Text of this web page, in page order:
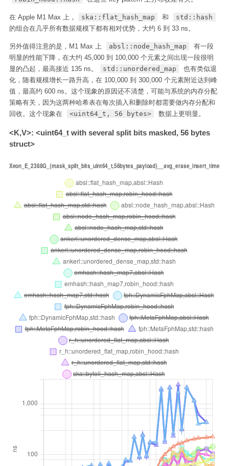
在 Apple M1 Max 上， ska::flat_hash_map 和
std::hash
的组合在几乎所有数据规模下都有相对优势，大约 6 到 33 ns。
另外值得注意的是，M1 Max 上 absl::node_hash_map
有一段
明显的性能下降，在大约 45,000 到 100,000 个元素之间出现一段很明
显的凸起，最高接近 135 ns。
std::unordered_map
也有类似退
化，随着规模增长一路升高，在 100,000 到 300,000 个元素附近达到峰
值，最高约 600 ns。这个现象的原因还不清楚，可能与系统的内存分配
策略有关，因为这两种哈希表在每次插入和删除时都需要做内存分配和
回收。这个现象在
<uint64_t, 56 bytes> 数据上更明显。
<K,V>: <uint64_t with several split bits masked, 56 bytes
struct>